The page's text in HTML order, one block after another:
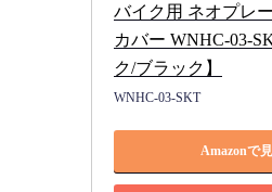
バイク用 ネオプレ
カバー WNHC-03-
ク/ブラック】
WNHC-03-SKT
Amazonで